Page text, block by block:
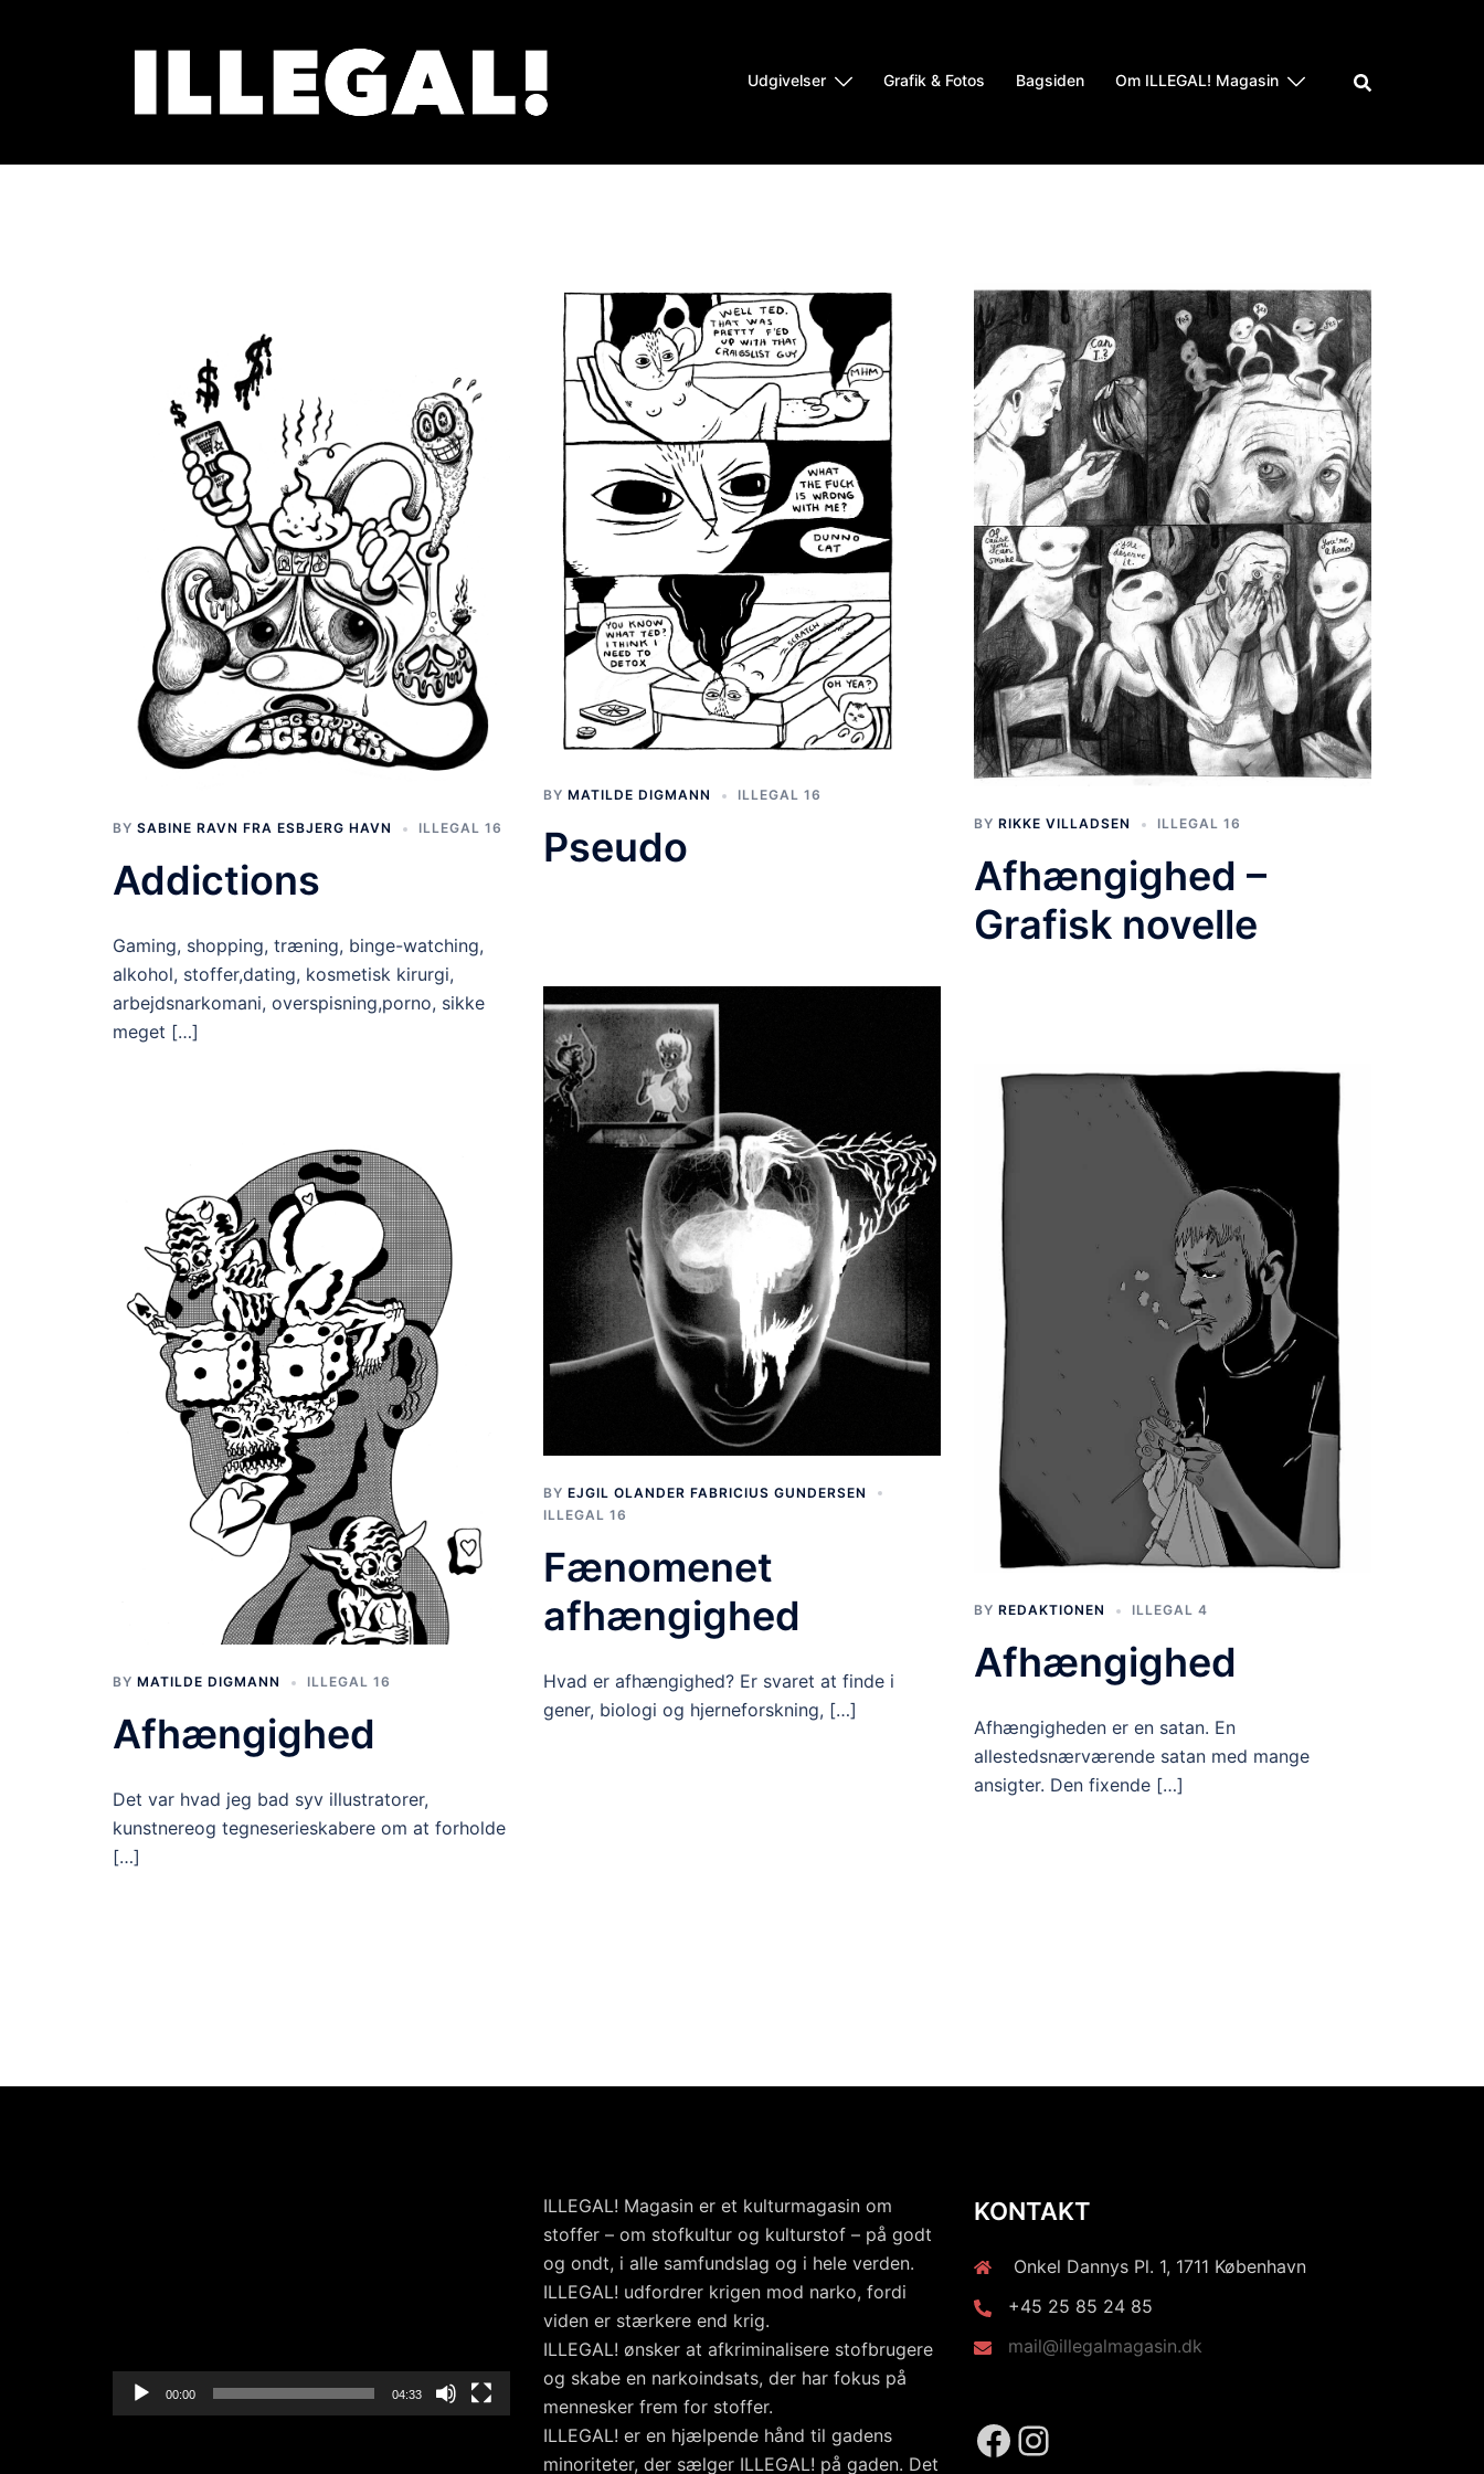
Udgivelser Grafik & Fotos Bagsiden Om ILLEGAL! Magasin
BY SABINE RAVN FRA ESBJERG HAVN ILLEGAL 16
Addictions
Gaming, shopping, træning, binge-watching,
alkohol, stoffer,dating, kosmetisk kirurgi,
arbejdsnarkomani, overspisning,porno, sikke
meget […]
BY MATILDE DIGMANN ILLEGAL 16
Pseudo BY RIKKE VILLADSEN ILLEGAL 16
Afhængighed –
Grafisk novelle
BY MATILDE DIGMANN ILLEGAL 16
Afhængighed
Det var hvad jeg bad syv illustratorer,
kunstnereog tegneserieskabere om at forholde
[…]
BY EJGIL OLANDER FABRICIUS GUNDERSEN
ILLEGAL 16
Fænomenet
afhængighed
Hvad er afhængighed? Er svaret at finde i
gener, biologi og hjerneforskning, […]
BY REDAKTIONEN ILLEGAL 4
Afhængighed
Afhængigheden er en satan. En
allestedsnærværende satan med mange
ansigter. Den fixende […]
00:00 04:33
ILLEGAL! Magasin er et kulturmagasin om
stoffer – om stofkultur og kulturstof – på godt
og ondt, i alle samfundslag og i hele verden.
ILLEGAL! udfordrer krigen mod narko, fordi
viden er stærkere end krig.
ILLEGAL! ønsker at afkriminalisere stofbrugere
og skabe en narkoindsats, der har fokus på
mennesker frem for stoffer.
ILLEGAL! er en hjælpende hånd til gadens
minoriteter, der sælger ILLEGAL! på gaden. Det
KONTAKT
Onkel Dannys Pl. 1, 1711 København
+45 25 85 24 85
mail@illegalmagasin.dk